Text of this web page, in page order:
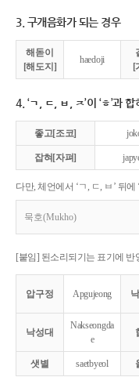
3. 구개음화가 되는 경우
해돋이
[해도지]
haedoji
[
4. ‘ㄱ, ㄷ, ㅂ, ㅈ’이 ‘ㅎ’과
좋고[조코]
잡혀[자펴]
다만, 체언에서 ‘ㄱ, ㄷ, ㅂ’ 뒤
묵호(Mukho)
[붙임] 된소리되기는 표기에 반
압구정 Apgujeong
낙성대
Nakseongda
e
샛별 saetbyeol